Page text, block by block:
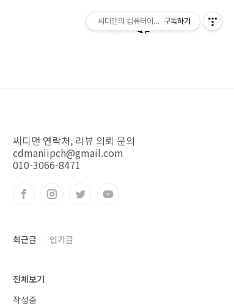
씨디맨 연락처, 리뷰 의뢰 문의
cdmaniipch@gmail.com
010-3066-8471
최근글 인기글
전체보기
작성중
씨디맨의 컴퓨터이야기구독하기